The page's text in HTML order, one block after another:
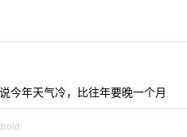
今年天气冷，比往年要晚一个月